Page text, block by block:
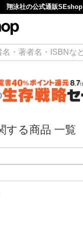
翔泳社の公式通販SEshop
する商品 一覧